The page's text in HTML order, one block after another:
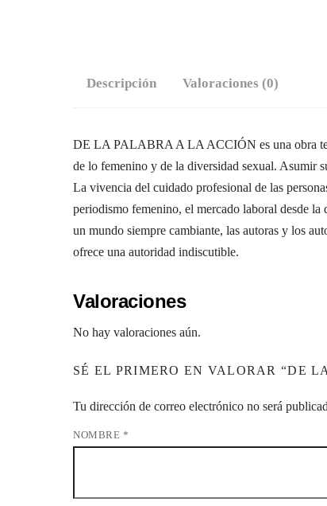
Descripción Valoraciones (0)
DE LA PALABRA A LA ACCIÓN es una obra
de lo femenino y de la diversidad sexual. Asumir
La vivencia del cuidado profesional de las
periodismo femenino, el mercado laboral desde
un mundo siempre cambiante, las autoras y los
ofrece una autoridad indiscutible.
Valoraciones
No hay valoraciones aún.
SÉ EL PRIMERO EN VALORAR “DE
Tu dirección de correo electrónico no será
NOMBRE *